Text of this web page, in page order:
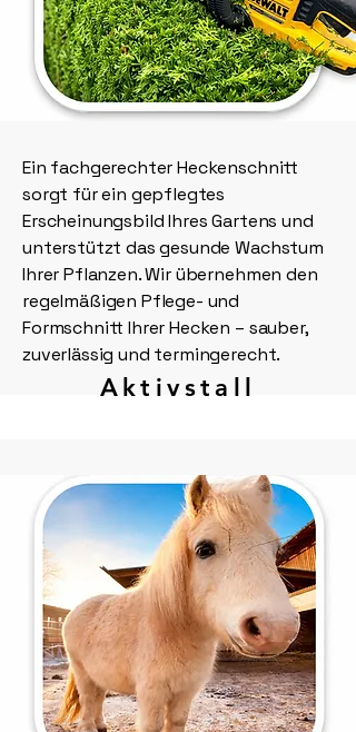
Ein fachgerechter Heckenschnitt
sorgt für ein gepflegtes
Erscheinungsbild Ihres Gartens und
unterstützt das gesunde Wachstum
Ihrer Pflanzen. Wir übernehmen den
regelmäßigen Pflege- und
Formschnitt Ihrer Hecken – sauber,
zuverlässig und termingerecht.
Aktivstall